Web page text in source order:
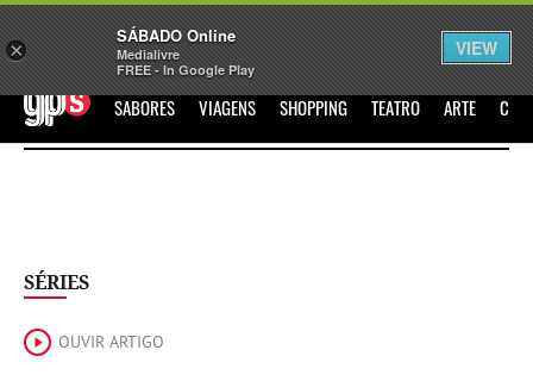
Sábado Assine Iniciar Sessão
GPS SABORES VIAGENS SHOPPING TEATRO ARTE
SÉRIES
OUVIR ARTIGO
×
SÁBADO Online
Medialivre
FREE - In Google Play
VIEW